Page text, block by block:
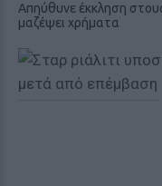
Απηύθυνε έκκληση
μαζέψει χρήματα